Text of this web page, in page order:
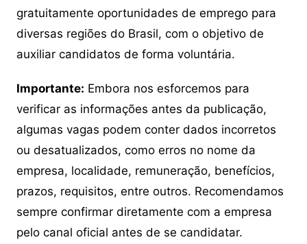
gratuitamente oportunidades de emprego para
diversas regiões do Brasil, com o objetivo de
auxiliar candidatos de forma voluntária.
Importante: Embora nos esforcemos para
verificar as informações antes da publicação,
algumas vagas podem conter dados incorretos
ou desatualizados, como erros no nome da
empresa, localidade, remuneração, benefícios,
prazos, requisitos, entre outros. Recomendamos
sempre confirmar diretamente com a empresa
pelo canal oficial antes de se candidatar.